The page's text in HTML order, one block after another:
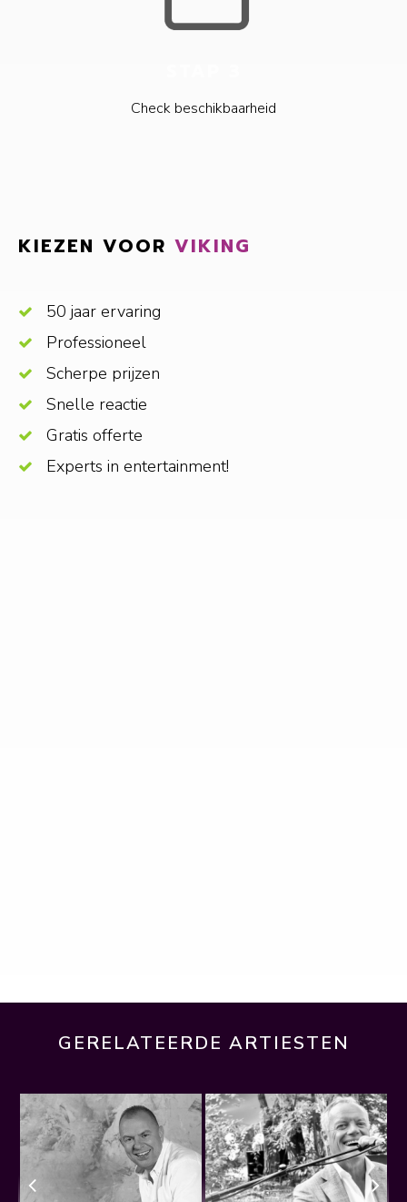
Check beschikbaarheid
KIEZEN VOOR VIKING
50 jaar ervaring
Professioneel
Scherpe prijzen
Snelle reactie
Gratis offerte
Experts in entertainment!
GERELATEERDE ARTIESTEN